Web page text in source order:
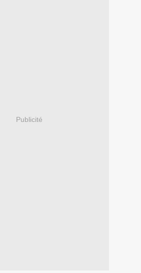
Publicité